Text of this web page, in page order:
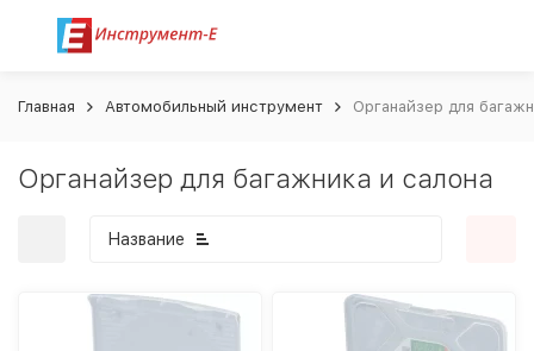
Главная Автомобильный инструмент Органайзер для
Органайзер для багажника и салона
Название